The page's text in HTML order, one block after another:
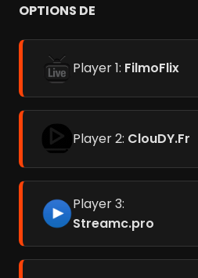
OPTIONS DE
Player 1: FilmoFlix
Player 2: ClouDY.Fr
Player 3:
Streamc.pro